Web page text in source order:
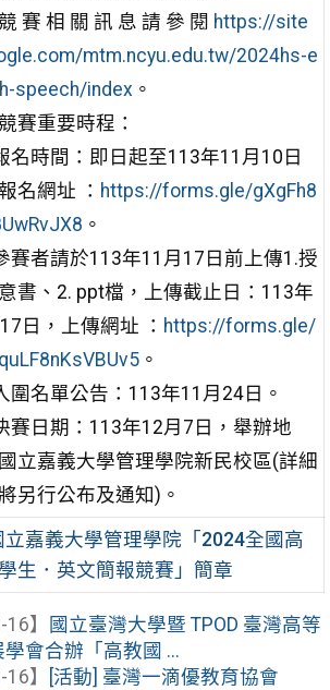
賽 相 關 訊 息 請 參 閱 https://site
mtm.ncyu.edu.tw/2024hs-e
speech/index 。
賽重要時程：
名時間：即日起至113年11月10日
名網址 ： https://forms.gle/gXgFh8
。
賽者請於113年11月17日前上傳1.授
書、2. ppt檔，上傳截止日：113年
日，上傳網址 ： https://forms.gle/
。
圍名單公告：113年11月24日。
賽日期：113年12月7日，舉辦地
立嘉義大學管理學院新民校區(詳細
另行公布及通知)。
立嘉義大學管理學院「2024全國高
生．英文簡報競賽」簡章
】
國立臺灣大學暨 TPOD 臺灣高等
會合辦「高教國 ...
】
[活動] 臺灣一滴優教育協會